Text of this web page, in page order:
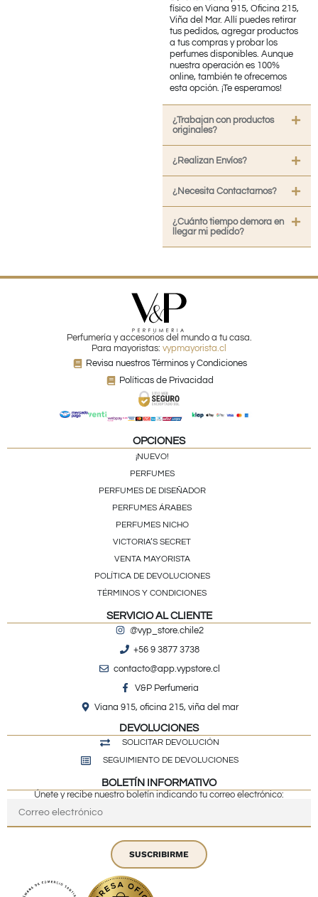
físico en Viana 915, Oficina 215,
Viña del Mar. Allí puedes retirar
tus pedidos, agregar productos
a tus compras y probar los
perfumes disponibles. Aunque
nuestra operación es 100%
online, también te ofrecemos
esta opción. ¡Te esperamos!
¿Trabajan con productos
originales?
¿Realizan Envíos?
¿Necesita Contactarnos?
¿Cuánto tiempo demora en
llegar mi pedido?
Perfumería y accesorios del mundo a tu casa.
Para mayoristas: vypmayorista.cl
Revisa nuestros Términos y Condiciones
Políticas de Privacidad
OPCIONES
¡NUEVO!
PERFUMES
PERFUMES DE DISEÑADOR
PERFUMES ÁRABES
PERFUMES NICHO
VICTORIA’S SECRET
VENTA MAYORISTA
POLÍTICA DE DEVOLUCIONES
TÉRMINOS Y CONDICIONES
SERVICIO AL CLIENTE
@vyp_store.chile2
+56 9 3877 3738
contacto@app.vypstore.cl
V&P Perfumeria
Viana 915, oficina 215, viña del mar
DEVOLUCIONES
SOLICITAR DEVOLUCIÓN
SEGUIMIENTO DE DEVOLUCIONES
BOLETÍN INFORMATIVO
Únete y recibe nuestro boletín indicando tu correo electrónico:
SUSCRIBIRME